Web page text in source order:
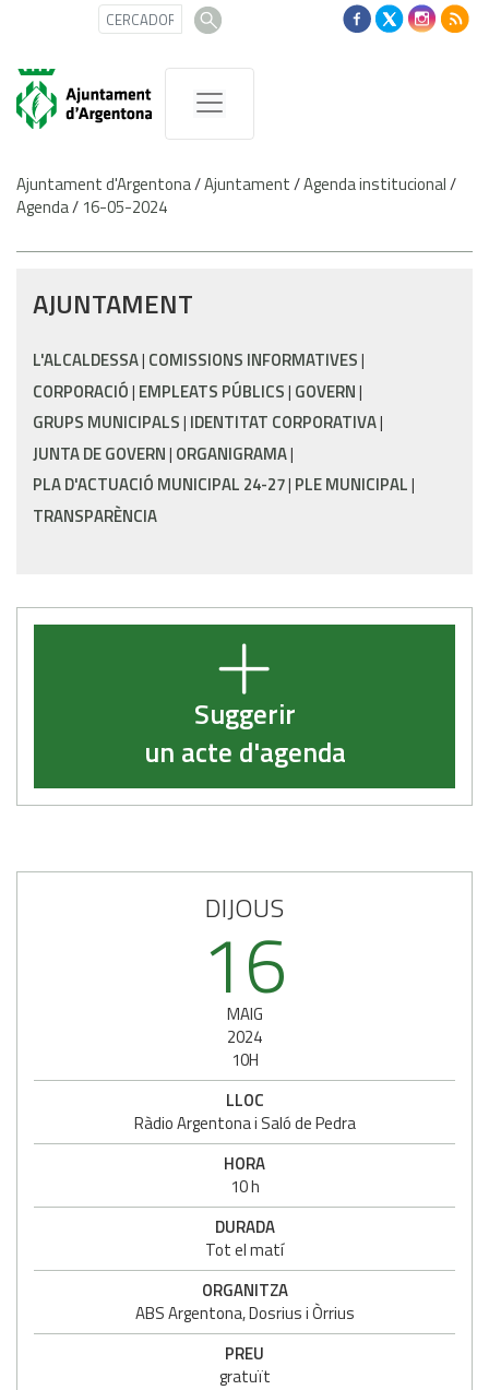
Ajuntament d'Argentona/Ajuntament/Agenda institucional/
Agenda/ 16-05-2024
AJUNTAMENT
L'ALCALDESSA COMISSIONS INFORMATIVES
CORPORACIÓ EMPLEATS PÚBLICS GOVERN
GRUPS MUNICIPALS IDENTITAT CORPORATIVA
JUNTA DE GOVERN ORGANIGRAMA
PLA D'ACTUACIÓ MUNICIPAL 24-27 PLE MUNICIPAL
TRANSPARÈNCIA
Suggerir
un acte d'agenda
DIJOUS
16
MAIG
2024
10H
LLOC
Ràdio Argentona i Saló de Pedra
HORA
10 h
DURADA
Tot el matí
ORGANITZA
ABS Argentona, Dosrius i Òrrius
PREU
gratuït